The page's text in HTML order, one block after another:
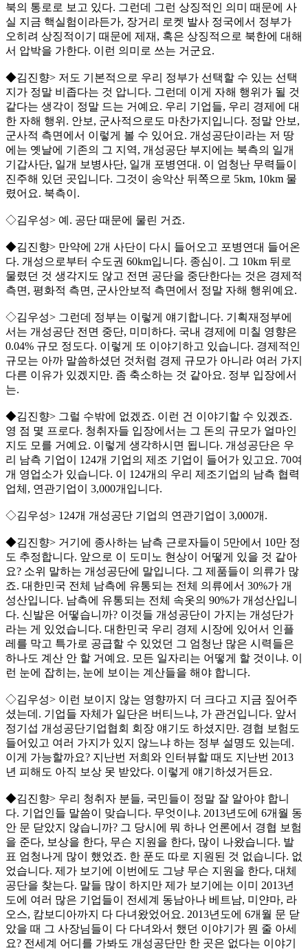
북의 통로로 보고 있다. 그런데 그런 상징적인 의미 때문에 사
실 지금 핵실험이라든가, 장거리 로켓 발사 정국에서 정부가
오히려 상징적이기 때문에 제재, 혹은 상징적으로 북한에 대해
서 압박을 가한다. 이런 의미로 쓰는 거군요.
◆김진향> 저도 기본적으로 우리 정부가 선택할 수 있는 선택
지가 정말 비좁다는 것 압니다. 그런데 이게 자해 행위가 될 것
같다는 생각이 정말 드는 거예요. 우리 기업들, 우리 경제에 대
한 자해 행위. 안보, 군사적으로도 마찬가지입니다. 정말 안보,
군사적 측면에서 이렇게 볼 수 있어요. 개성공단이라는 저 땅
에는 옛날에 기존의 그 지역, 개성공단 부지에는 북측의 일개
기갑사단, 일개 보병사단, 일개 포병연대. 이 엄청난 무력들이
진주해 있던 곳입니다. 그것이 송악산 뒤쪽으로 5km, 10km 물
렸어요. 북측이.
◇김우성> 예. 공단 때문에 물린 거죠.
◆김진향> 만약에 2개 사단이 다시 들어오고 포병연대 들어온
다. 개성으로부터 수도권 60km입니다. 종심이. 그 10km 뒤로
물렸던 것 생각지도 않고 전면 공단을 중단한다는 것은 경제적
측면, 평화적 측면, 군사안보적 측면에서 정말 자해 행위예요.
◇김우성> 그런데 정부는 이렇게 얘기합니다. 기획재정부에
서는 개성공단 전면 중단, 미미하다. 국내 경제에 미칠 영향은
0.04% 규모 정도다. 이렇게 또 이야기하고 있습니다. 경제적인
규모는 아까 말씀하셨던 것처럼 경제 규모가 아니라 여러 가지
다른 이유가 있겠지만. 좀 축소하는 것 같아요. 정부 입장에서
는.
◆김진향> 그럴 수밖에 없겠죠. 이런 건 이야기할 수 있겠죠.
영 점 몇 프로다. 청취자들 입장에서는 그 돈의 규모가 얼마인
지도 모를 거예요. 이렇게 생각하시면 됩니다. 개성공단은 우
리 남측 기업이 124개 기업의 제조 기업이 들어가 있고요. 70여
개 영업소가 있습니다. 이 124개의 우리 제조기업의 남측 협력
업체, 연관기업이 3,000개입니다.
◇김우성> 124개 개성공단 기업의 연관기업이 3,000개.
◆김진향> 거기에 종사하는 남측 근로자들이 5만에서 10만 정
도 추정합니다. 앞으로 이 도미노 현상이 어떻게 있을 것 같아
요? 소위 말하는 개성공단에 말입니다. 그 제품들이 의류가 많
죠. 대한민국 전체 남측에 유통되는 전체 의류에서 30%가 개
성산입니다. 남측에 유통되는 전체 속옷의 90%가 개성산입니
다. 신발은 어떻습니까? 이것들 개성공단이 가지는 개성단가
라는 게 있었습니다. 대한민국 우리 경제 시장에 있어서 인플
레를 막고 특가로 공급할 수 있었던 그 엄청난 많은 시력들은
하나도 계산 안 할 거예요. 모든 일자리는 어떻게 할 것이냐. 이
런 눈에 잡히는, 눈에 보이는 계산들을 해야 합니다.
◇김우성> 이런 보이지 않는 영향까지 더 크다고 지금 짚어주
셨는데. 기업들 자체가 일단은 버티느냐, 가 관건입니다. 앞서
정기섭 개성공단기업협회 회장 얘기도 하셨지만. 경협 보험도
들어있고 여러 가지가 있지 않느냐 하는 정부 설명도 있는데.
이게 가능할까요? 지난번 저희와 인터뷰할 때도 지난번 2013
년 피해도 아직 보상 못 받았다. 이렇게 얘기하셨거든요.
◆김진향> 우리 청취자 분들, 국민들이 정말 잘 알아야 합니
다. 기업인들 말씀이 맞습니다. 무엇이냐. 2013년도에 6개월 동
안 문 닫았지 않습니까? 그 당시에 뭐 하나 언론에서 경협 보험
을 준다, 보상을 한다, 무슨 지원을 한다, 많이 나왔습니다. 발
표 엄청나게 많이 했었죠. 한 푼도 따로 지원된 것 없습니다. 없
었습니다. 제가 보기에 이번에도 그냥 무슨 지원을 한다, 대체
공단을 찾는다. 말들 많이 하지만 제가 보기에는 이미 2013년
도에 여러 많은 기업들이 전세계 동남아나 베트남, 미얀마, 라
오스, 캄보디아까지 다 다녀왔었어요. 2013년도에 6개월 문 닫
았을 때 그 사장님들이 다 다녀와서 했던 이야기가 뭔 줄 아세
요? 전세계 어디를 가봐도 개성공단만 한 곳은 없다는 이야기